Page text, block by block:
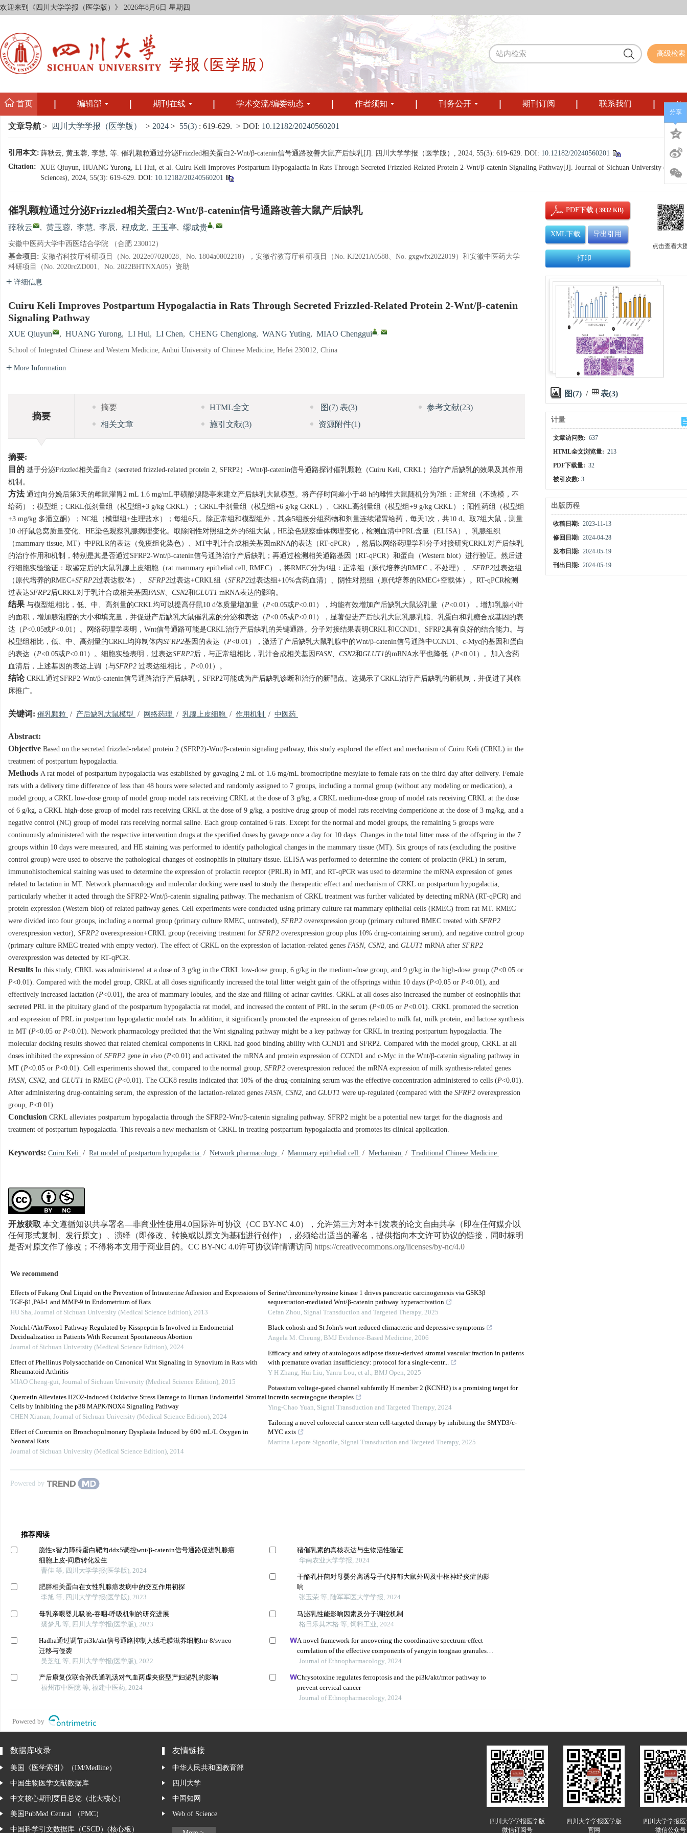
欢迎来到《四川大学学报（医学版）》 2026年8月6日 星期四
高级检索
首页 编辑部 期刊在线 学术交流/编委动态 作者须知 刊务公开 期刊订阅 联系我们
文章导航 > 四川大学学报（医学版） > 2024 > 55(3) : 619-629. > DOI: 10.12182/20240560201
引用本文:薛秋云, 黄玉蓉, 李慧, 等. 催乳颗粒通过分泌Frizzled相关蛋白2-Wnt/β-catenin信号通路改善大鼠产后缺乳[J]. 四川大学学报（医学版）, 2024, 55(3): 619-629. DOI: 10.12182/20240560201
Citation: XUE Qiuyun, HUANG Yurong, LI Hui, et al. Cuiru Keli Improves Postpartum Hypogalactia in Rats Through Secreted Frizzled-Related Protein 2-Wnt/β-catenin Signaling Pathway[J]. Journal of Sichuan University
Sciences), 2024, 55(3): 619-629. DOI: 10.12182/20240560201
催乳颗粒通过分泌Frizzled相关蛋白2-Wnt/β-catenin信号通路改善大鼠产后缺乳
薛秋云 , 黄玉蓉, 李慧, 李辰, 程成龙, 王玉亭, 缪成贵 ,
安徽中医药大学中西医结合学院 （合肥 230012）
基金项目: 安徽省科技厅科研项目（No. 2022e07020028、No. 1804a0802218），安徽省教育厅科研项目（No. KJ2021A0588、No. gxgwfx2022019）和安徽中医药大学
科研项目（No. 2020rcZD001、No. 2022BHTNXA05）资助
详细信息
Cuiru Keli Improves Postpartum Hypogalactia in Rats Through Secreted Frizzled-Related Protein 2-Wnt/β-catenin
Signaling Pathway
XUE Qiuyun , HUANG Yurong, LI Hui, LI Chen, CHENG Chenglong, WANG Yuting, MIAO Chenggui ,
School of Integrated Chinese and Western Medicine, Anhui University of Chinese Medicine, Hefei 230012, China
More Information
摘要
摘要 HTML全文 图(7)表(3) 参考文献(23)
相关文章
施引文献(3) 资源附件(1)
摘要:
目的 基于分泌Frizzled相关蛋白2（secreted frizzled-related protein 2, SFRP2）-Wnt/β-catenin信号通路探讨催乳颗粒（Cuiru Keli, CRKL）治疗产后缺乳的效果及其作用
机制。
方法 通过向分娩后第3天的雌鼠灌胃2 mL 1.6 mg/mL甲磺酸溴隐亭来建立产后缺乳大鼠模型。将产仔时间差小于48 h的雌性大鼠随机分为7组：正常组（不造模，不
给药）；模型组；CRKL低剂量组（模型组+3 g/kg CRKL）；CRKL中剂量组（模型组+6 g/kg CRKL）、CRKL高剂量组（模型组+9 g/kg CRKL）；阳性药组（模型组
+3 mg/kg 多潘立酮）；NC组（模型组+生理盐水）；每组6只。除正常组和模型组外，其余5组按分组药物和剂量连续灌胃给药，每天1次，共10 d。取7组大鼠，测量
10 d仔鼠总窝质量变化、HE染色观察乳腺病理变化。取除阳性对照组之外的6组大鼠，HE染色观察垂体病理变化，检测血清中PRL含量（ELISA）、乳腺组织
（mammary tissue, MT）中PRLR的表达（免疫组化染色）、MT中乳汁合成相关基因mRNA的表达（RT-qPCR），然后以网络药理学和分子对接研究CRKL对产后缺乳
的治疗作用和机制，特别是其是否通过SFRP2-Wnt/β-catenin信号通路治疗产后缺乳；再通过检测相关通路基因（RT-qPCR）和蛋白（Western blot）进行验证。然后进
行细胞实验验证：取鉴定后的大鼠乳腺上皮细胞（rat mammary epithelial cell, RMEC），将RMEC分为4组：正常组（原代培养的RMEC，不处理）、 SFRP2过表达组
（原代培养的RMEC+SFRP2过表达载体）、 SFRP2过表达+CRKL组（SFRP2过表达组+10%含药血清）、阴性对照组（原代培养的RMEC+空载体）。RT-qPCR检测
过表达SFRP2后CRKL对于乳汁合成相关基因FASN、 CSN2和GLUT1 mRNA表达的影响。
结果 与模型组相比，低、中、高剂量的CRKL均可以提高仔鼠10 d体质量增加量（P<0.05或P<0.01），均能有效增加产后缺乳大鼠泌乳量（P<0.01），增加乳腺小叶
的面积，增加腺泡腔的大小和填充量，并促进产后缺乳大鼠催乳素的分泌和表达（P<0.05或P<0.01），显著促进产后缺乳大鼠乳腺乳脂、乳蛋白和乳糖合成基因的表
达（P<0.05或P<0.01）。网络药理学表明，Wnt信号通路可能是CRKL治疗产后缺乳的关键通路。分子对接结果表明CRKL和CCND1、SFRP2具有良好的结合能力。与
模型组相比，低、中、高剂量的CRKL均抑制体内SFRP2基因的表达（P<0.01），激活了产后缺乳大鼠乳腺中的Wnt/β-catenin信号通路中CCND1、c-Myc的基因和蛋白
的表达（P<0.05或P<0.01）。细胞实验表明，过表达SFRP2后，与正常组相比，乳汁合成相关基因FASN、 CSN2和GLUT1的mRNA水平也降低（P<0.01）。加入含药
血清后，上述基因的表达上调（与SFRP2 过表达组相比， P<0.01）。
结论 CRKL通过SFRP2-Wnt/β-catenin信号通路治疗产后缺乳，SFRP2可能成为产后缺乳诊断和治疗的新靶点。这揭示了CRKL治疗产后缺乳的新机制，并促进了其临
床推广。
关键词: 催乳颗粒 / 产后缺乳大鼠模型 / 网络药理 / 乳腺上皮细胞 / 作用机制 / 中医药
Abstract:
Objective Based on the secreted frizzled-related protein 2 (SFRP2)-Wnt/β-catenin signaling pathway, this study explored the effect and mechanism of Cuiru Keli (CRKL) in the
treatment of postpartum hypogalactia.
Methods A rat model of postpartum hypogalactia was established by gavaging 2 mL of 1.6 mg/mL bromocriptine mesylate to female rats on the third day after delivery. Female
rats with a delivery time difference of less than 48 hours were selected and randomly assigned to 7 groups, including a normal group (without any modeling or medication), a
model group, a CRKL low-dose group of model group model rats receiving CRKL at the dose of 3 g/kg, a CRKL medium-dose group of model rats receiving CRKL at the dose
of 6 g/kg, a CRKL high-dose group of model rats receiving CRKL at the dose of 9 g/kg, a positive drug group of model rats receiving domperidone at the dose of 3 mg/kg, and a
negative control (NC) group of model rats receiving normal saline. Each group contained 6 rats. Except for the normal and model groups, the remaining 5 groups were
continuously administered with the respective intervention drugs at the specified doses by gavage once a day for 10 days. Changes in the total litter mass of the offspring in the 7
groups within 10 days were measured, and HE staining was performed to identify pathological changes in the mammary tissue (MT). Six groups of rats (excluding the positive
control group) were used to observe the pathological changes of eosinophils in pituitary tissue. ELISA was performed to determine the content of prolactin (PRL) in serum,
immunohistochemical staining was used to determine the expression of prolactin receptor (PRLR) in MT, and RT-qPCR was used to determine the mRNA expression of genes
related to lactation in MT. Network pharmacology and molecular docking were used to study the therapeutic effect and mechanism of CRKL on postpartum hypogalactia,
particularly whether it acted through the SFRP2-Wnt/β-catenin signaling pathway. The mechanism of CRKL treatment was further validated by detecting mRNA (RT-qPCR) and
protein expression (Western blot) of related pathway genes. Cell experiments were conducted using primary culture rat mammary epithelial cells (RMEC) from rat MT. RMEC
were divided into four groups, including a normal group (primary culture RMEC, untreated), SFRP2 overexpression group (primary cultured RMEC treated with SFRP2
overexpression vector), SFRP2 overexpression+CRKL group (receiving treatment for SFRP2 overexpression group plus 10% drug-containing serum), and negative control group
(primary culture RMEC treated with empty vector). The effect of CRKL on the expression of lactation-related genes FASN, CSN2, and GLUT1 mRNA after SFRP2
overexpression was detected by RT-qPCR.
Results In this study, CRKL was administered at a dose of 3 g/kg in the CRKL low-dose group, 6 g/kg in the medium-dose group, and 9 g/kg in the high-dose group (P<0.05 or
P<0.01). Compared with the model group, CRKL at all doses significantly increased the total litter weight gain of the offsprings within 10 days (P<0.05 or P<0.01), and
effectively increased lactation (P<0.01), the area of mammary lobules, and the size and filling of acinar cavities. CRKL at all doses also increased the number of eosinophils that
secreted PRL in the pituitary gland of the postpartum hypogalactia rat model, and increased the content of PRL in the serum (P<0.05 or P<0.01). CRKL promoted the secretion
and expression of PRL in postpartum hypogalactic model rats. In addition, it significantly promoted the expression of genes related to milk fat, milk protein, and lactose synthesis
in MT (P<0.05 or P<0.01). Network pharmacology predicted that the Wnt signaling pathway might be a key pathway for CRKL in treating postpartum hypogalactia. The
molecular docking results showed that related chemical components in CRKL had good binding ability with CCND1 and SFRP2. Compared with the model group, CRKL at all
doses inhibited the expression of SFRP2 gene in vivo (P<0.01) and activated the mRNA and protein expression of CCND1 and c-Myc in the Wnt/β-catenin signaling pathway in
MT (P<0.05 or P<0.01). Cell experiments showed that, compared to the normal group, SFRP2 overexpression reduced the mRNA expression of milk synthesis-related genes
FASN, CSN2, and GLUT1 in RMEC (P<0.01). The CCK8 results indicated that 10% of the drug-containing serum was the effective concentration administered to cells (P<0.01).
After administering drug-containing serum, the expression of the lactation-related genes FASN, CSN2, and GLUT1 were up-regulated (compared with the SFRP2 overexpression
group, P<0.01).
Conclusion CRKL alleviates postpartum hypogalactia through the SFRP2-Wnt/β-catenin signaling pathway. SFRP2 might be a potential new target for the diagnosis and
treatment of postpartum hypogalactia. This reveals a new mechanism of CRKL in treating postpartum hypogalactia and promotes its clinical application.
Keywords: Cuiru Keli / Rat model of postpartum hypogalactia / Network pharmacology / Mammary epithelial cell / Mechanism / Traditional Chinese Medicine
开放获取本文遵循知识共享署名—非商业性使用4.0国际许可协议（CC BY-NC 4.0），允许第三方对本刊发表的论文自由共享（即在任何媒介以
任何形式复制、发行原文）、演绎（即修改、转换或以原文为基础进行创作），必须给出适当的署名，提供指向本文许可协议的链接，同时标明
是否对原文作了修改；不得将本文用于商业目的。CC BY-NC 4.0许可协议详情请访问 https://creativecommons.org/licenses/by-nc/4.0
We recommend
Effects of Fukang Oral Liquid on the Prevention of Intrauterine Adhesion and Expressions of
TGF-β1,PAI-1 and MMP-9 in Endometrium of Rats
HU Sha, Journal of Sichuan University (Medical Science Edition), 2013
Notch1/Akt/Foxo1 Pathway Regulated by Kisspeptin Is Involved in Endometrial
Decidualization in Patients With Recurrent Spontaneous Abortion
Journal of Sichuan University (Medical Science Edition), 2024
Effect of Phellinus Polysaccharide on Canonical Wnt Signaling in Synovium in Rats with
Rheumatoid Arthritis
MIAO Cheng-gui, Journal of Sichuan University (Medical Science Edition), 2015
Quercetin Alleviates H2O2-Induced Oxidative Stress Damage to Human Endometrial Stromal
Cells by Inhibiting the p38 MAPK/NOX4 Signaling Pathway
CHEN Xiunan, Journal of Sichuan University (Medical Science Edition), 2024
Effect of Curcumin on Bronchopulmonary Dysplasia Induced by 600 mL/L Oxygen in
Neonatal Rats
Journal of Sichuan University (Medical Science Edition), 2014
Serine/threonine/tyrosine kinase 1 drives pancreatic carcinogenesis via GSK3β
sequestration-mediated Wnt/β-catenin pathway hyperactivation
Cefan Zhou, Signal Transduction and Targeted Therapy, 2025
Black cohosh and St John's wort reduced climacteric and depressive symptoms
Angela M. Cheung, BMJ Evidence-Based Medicine, 2006
Efficacy and safety of autologous adipose tissue-derived stromal vascular fraction in patients
with premature ovarian insufficiency: protocol for a single-centr...
Y H Zhang, Hui Liu, Yanru Lou, et al., BMJ Open, 2025
Potassium voltage-gated channel subfamily H member 2 (KCNH2) is a promising target for
incretin secretagogue therapies
Ying-Chao Yuan, Signal Transduction and Targeted Therapy, 2024
Tailoring a novel colorectal cancer stem cell-targeted therapy by inhibiting the SMYD3/c-
MYC axis
Martina Lepore Signorile, Signal Transduction and Targeted Therapy, 2025
Powered by
推荐阅读
脆性x智力障碍蛋白靶向ddx5调控wnt/β-catenin信号通路促进乳腺癌
细胞上皮-间质转化发生
曹佳 等, 四川大学学报(医学版), 2024
肥胖相关蛋白在女性乳腺癌发病中的交互作用初探
李旭 等, 四川大学学报(医学版), 2023
母乳亲喂婴儿吸吮-吞咽-呼吸机制的研究进展
裘梦凡 等, 四川大学学报(医学版), 2023
Hadha通过调节pi3k/akt信号通路抑制人绒毛膜滋养细胞htr-8/svneo
迁移与侵袭
吴芝红 等, 四川大学学报(医学版), 2022
产后康复仪联合孙氏通乳汤对气血两虚夹瘀型产妇泌乳的影响
福州市中医院 等, 福建中医药, 2024
猪催乳素的真核表达与生物活性验证
华南农业大学学报, 2024
干酪乳杆菌对母婴分离诱导子代抑郁大鼠外周及中枢神经炎症的影
响
张玉荣 等, 陆军军医大学学报, 2024
马泌乳性能影响因素及分子调控机制
格日乐其木格 等, 饲料工业, 2024
A novel framework for uncovering the coordinative spectrum-effect
correlation of the effective components of yangyin tongnao granules
on cerebral ischemia-reperfusion injury in rats
Journal of Ethnopharmacology, 2024
Chrysotoxine regulates ferroptosis and the pi3k/akt/mtor pathway to
prevent cervical cancer
Journal of Ethnopharmacology, 2024
Powered by
PDF下载( 3932 KB)
XML下载 导出引用
打印
点击查看大
图(7) / 表(3)
计量
文章访问数: 637
HTML全文浏览量: 213
PDF下载量: 32
被引次数:3
出版历程
收稿日期: 2023-11-13
修回日期: 2024-04-28
发布日期: 2024-05-19
刊出日期: 2024-05-19
分享
数据库收录
美国《医学索引》（IM/Medline）
中国生物医学文献数据库
中文核心期刊要目总览（北大核心）
美国PubMed Central （PMC）
中国科学引文数据库（CSCD）(核心板）
友情链接
中华人民共和国教育部
四川大学
中国知网
Web of Science
四川大学学报医学版
微信订阅号
四川大学学报医学版
官网
四川大学学报
微信公众号